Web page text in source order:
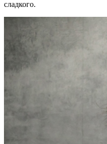
сладкого.